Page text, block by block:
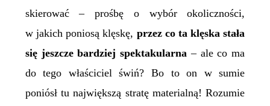
skierować – prośbę o wybór okoliczności,
w jakich poniosą klęskę, przez co ta klęska stała
się jeszcze bardziej spektakularna – ale co ma
do tego właściciel świń? Bo to on w sumie
poniósł tu największą stratę materialną! Rozumie